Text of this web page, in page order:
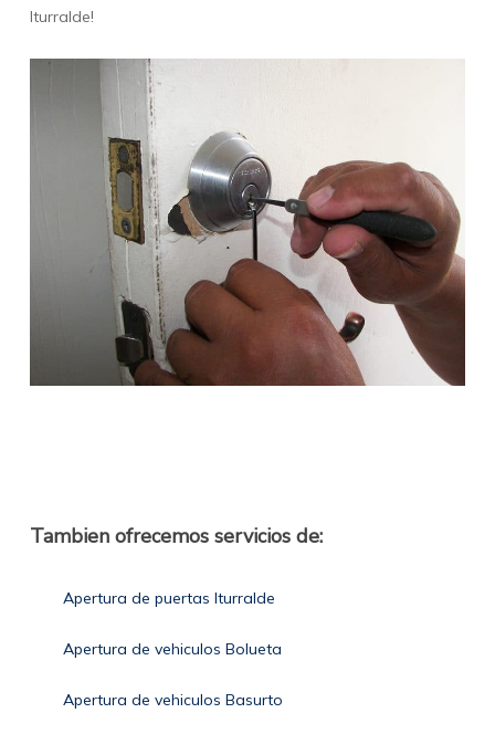
Iturralde!
Tambien ofrecemos servicios de:
Apertura de puertas Iturralde
Apertura de vehiculos Bolueta
Apertura de vehiculos Basurto